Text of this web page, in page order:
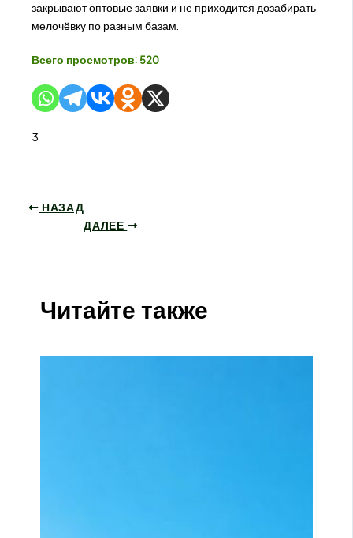
закрывают оптовые заявки и не приходится дозабирать
мелочёвку по разным базам.
Всего просмотров: 520
3
НАЗАД
ДАЛЕЕ
Читайте также